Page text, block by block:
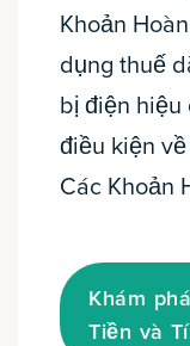
Khoản
dụng thuế
bị điện hiệu
điều kiện
Các Khoản
Khám
Tiền và